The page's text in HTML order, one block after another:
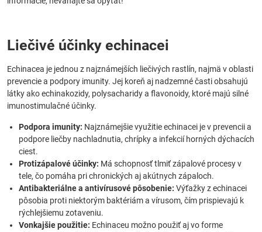
Liečivé účinky echinacei
Echinacea je jednou z najznámejších liečivých rastlín, najmä v oblasti
prevencie a podpory imunity. Jej koreň aj nadzemné časti obsahujú
látky ako echinakozidy, polysacharidy a flavonoidy, ktoré majú silné
imunostimulačné účinky.
Podpora imunity: Najznámejšie využitie echinacei je v prevencii a
podpore liečby nachladnutia, chrípky a infekcií horných dýchacích
ciest.
Protizápalové účinky: Má schopnosť tlmiť zápalové procesy v
tele, čo pomáha pri chronických aj akútnych zápaloch.
Antibakteriálne a antivírusové pôsobenie: Výťažky z echinacei
pôsobia proti niektorým baktériám a vírusom, čím prispievajú k
rýchlejšiemu zotaveniu.
Vonkajšie použitie: Echinaceu možno použiť aj vo forme